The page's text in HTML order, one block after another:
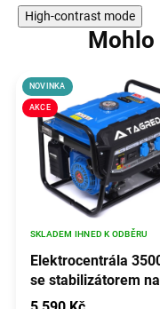
High-contrast mode
Mohlo
AKCE
NOVINKA
Elektrocentrála
se stabilizátorem
avr, TAGRED
SKLADEM IHNED K ODBĚRU